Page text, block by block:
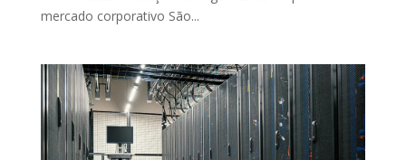
mercado corporativo São...